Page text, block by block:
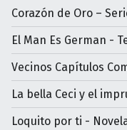
Corazón de Oro –
El Man Es German -
Vecinos Capítulos
La bella Ceci y el
Loquito por ti -